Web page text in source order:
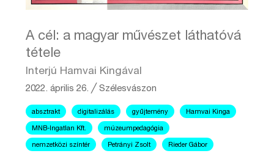
A cél: a magyar művészet láthatóvá
tétele
Interjú Hamvai Kingával
2022. április 26. ╱Szélesvászon
absztrakt digitalizálás gyűjtemény Hamvai Kinga
MNB-Ingatlan Kft. múzeumpedagógia
nemzetközi színtér Petrányi Zsolt Rieder Gábor